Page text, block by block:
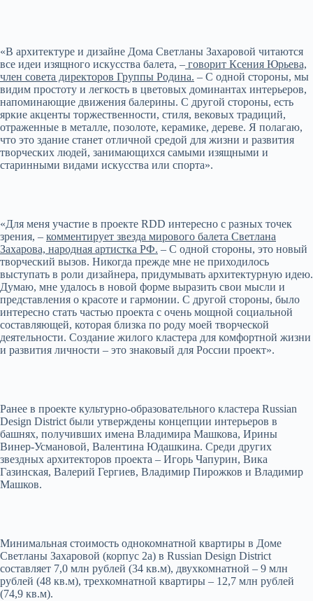
«В архитектуре и дизайне Дома Светланы Захаровой читаются
все идеи изящного искусства балета, – говорит Ксения Юрьева,
член совета директоров Группы Родина. – С одной стороны, мы
видим простоту и легкость в цветовых доминантах интерьеров,
напоминающие движения балерины. С другой стороны, есть
яркие акценты торжественности, стиля, вековых традиций,
отраженные в металле, позолоте, керамике, дереве. Я полагаю,
что это здание станет отличной средой для жизни и развития
творческих людей, занимающихся самыми изящными и
старинными видами искусства или спорта».
«Для меня участие в проекте RDD интересно с разных точек
зрения, – комментирует звезда мирового балета Светлана
Захарова, народная артистка РФ. – С одной стороны, это новый
творческий вызов. Никогда прежде мне не приходилось
выступать в роли дизайнера, придумывать архитектурную идею.
Думаю, мне удалось в новой форме выразить свои мысли и
представления о красоте и гармонии. С другой стороны, было
интересно стать частью проекта с очень мощной социальной
составляющей, которая близка по роду моей творческой
деятельности. Создание жилого кластера для комфортной жизни
и развития личности – это знаковый для России проект».
Ранее в проекте культурно-образовательного кластера Russian
Design District были утверждены концепции интерьеров в
башнях, получивших имена Владимира Машкова, Ирины
Винер-Усмановой, Валентина Юдашкина. Среди других
звездных архитекторов проекта – Игорь Чапурин, Вика
Газинская, Валерий Гергиев, Владимир Пирожков и Владимир
Машков.
Минимальная стоимость однокомнатной квартиры в Доме
Светланы Захаровой (корпус 2а) в Russian Design District
составляет 7,0 млн рублей (34 кв.м), двухкомнатной – 9 млн
рублей (48 кв.м), трехкомнатной квартиры – 12,7 млн рублей
(74,9 кв.м).